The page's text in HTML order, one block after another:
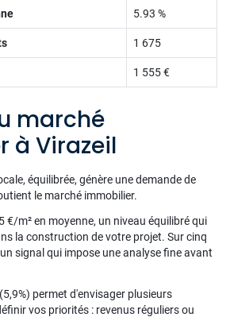
5.93 %
1 675
1 555 €
marché
à Virazeil
équilibrée, génère une demande de
le marché immobilier.
€/m² en moyenne, un niveau équilibré qui
la construction de votre projet. Sur cinq
signal qui impose une analyse fine avant
permet d'envisager plusieurs
vos priorités : revenus réguliers ou